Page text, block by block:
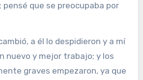
pensé que se preocupaba por
a él lo despidieron y a mí
nuevo y mejor trabajo; y los
graves empezaron, ya que